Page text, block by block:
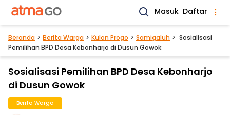
Masuk Daftar
Beranda Berita Warga Kulon Progo Samigaluh
Sosialisasi
Pemilihan BPD Desa Kebonharjo di Dusun Gowok
Sosialisasi Pemilihan BPD Desa Kebonharjo
di Dusun Gowok
Berita Warga